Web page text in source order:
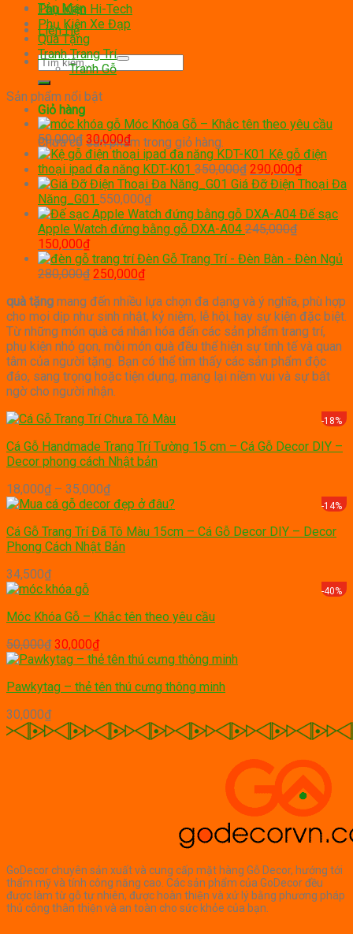
Tản Mạn
Liên Hệ
Tìm
kiếm:
Giỏ hàng
Chưa có sản phẩm trong giỏ hàng.
Phụ Kiện Hi-Tech
Phụ Kiện Xe Đạp
Quà Tặng
Tranh Trang Trí
Tranh Gỗ
Sản phẩm nổi bật
Móc Khóa Gỗ – Khắc tên theo yêu cầu
50,000₫ Giá
gốc
là:
50,000₫.
30,000₫Giá
hiện
tại
là:
30,000₫.
Kệ gỗ điện
thoại ipad đa năng KDT-K01 350,000₫ Giá
gốc
350,000₫.
290,000₫Giá
hiện
là:
Giá Đỡ Điện Thoại Đa
Năng_G01 550,000₫
Đế sạc
Apple Watch đứng bằng gỗ DXA-A04 245,000₫
Giá
gốc
là:
150,000₫Giá
hiện
tại
150,000₫.
Đèn Gỗ Trang Trí - Đèn Bàn - Đèn Ngủ
280,000₫ Giá
là:
280,000₫.
250,000₫Giá
tại
là:
250,000₫.
quà tặng mang đến nhiều lựa chọn đa dạng và ý nghĩa, phù hợp
cho mọi dịp như sinh nhật, kỷ niệm, lễ hội, hay sự kiện đặc biệt.
Từ những món quà cá nhân hóa đến các sản phẩm trang trí,
phụ kiện nhỏ gọn, mỗi món quà đều thể hiện sự tinh tế và quan
tâm của người tặng. Bạn có thể tìm thấy các sản phẩm độc
đáo, sang trọng hoặc tiện dụng, mang lại niềm vui và sự bất
ngờ cho người nhận.
-18%
Cá Gỗ Handmade Trang Trí Tường 15 cm – Cá Gỗ Decor DIY –
Decor phong cách Nhật bản
18,000₫ – 35,000₫Price
range:
through
35,000₫
-14%
Cá Gỗ Trang Trí Đã Tô Màu 15cm – Cá Gỗ Decor DIY – Decor
Phong Cách Nhật Bản
34,500₫
-40%
Móc Khóa Gỗ – Khắc tên theo yêu cầu
50,000₫ Giá
gốc
50,000₫.
30,000₫Giá
hiện
là:
Pawkytag – thẻ tên thú cưng thông minh
30,000₫
GoDecor chuyên sản xuất và cung cấp mặt hàng Gỗ Decor, hướng tới
thẩm mỹ và tính công năng cao. Các sản phẩm của GoDecor đều
được làm từ gỗ tự nhiên, được hoàn thiện và xử lý bằng phương pháp
thủ công thân thiện và an toàn cho sức khỏe của bạn.